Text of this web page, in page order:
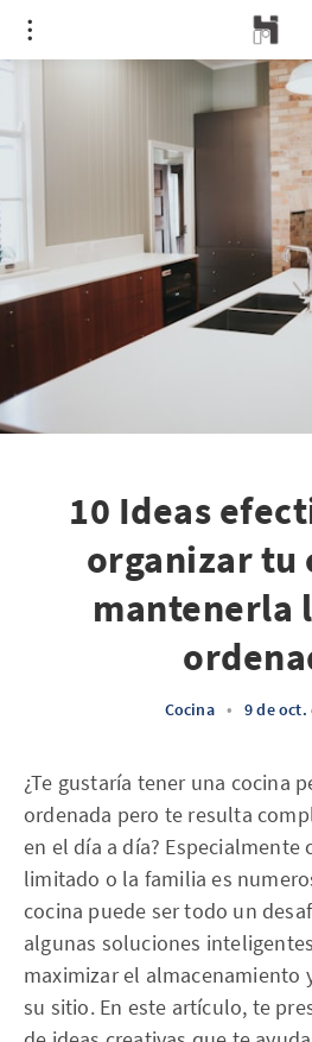
10 Ideas
organizar tu
mantenerla
Cocina • 9 de oct.
¿Te gustaría tener una cocina
ordenada pero te resulta
en el día a día? Especialmente
limitado o la familia es
cocina puede ser todo un
algunas soluciones
maximizar el almacenamiento
su sitio. En este artículo, te